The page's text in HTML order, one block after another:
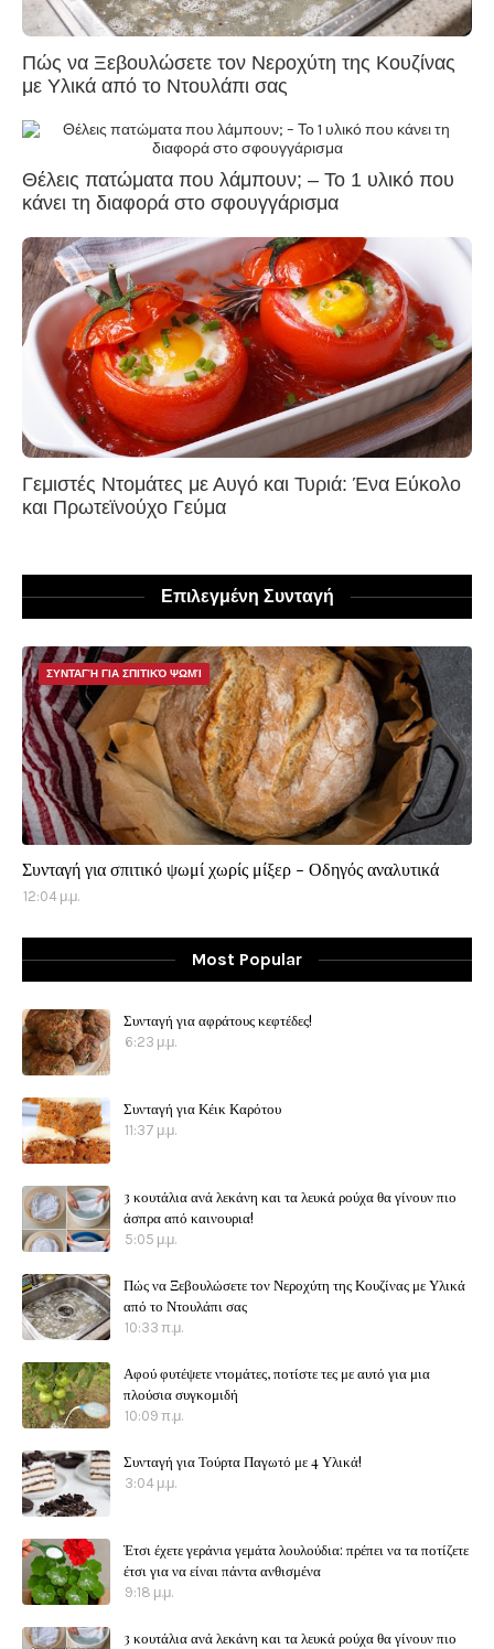
Πώς να Ξεβουλώσετε τον Νεροχύτη της Κουζίνας
με Υλικά από το Ντουλάπι σας
Θέλεις πατώματα που λάμπουν; – Το 1 υλικό που
κάνει τη διαφορά στο σφουγγάρισμα
Γεμιστές Ντομάτες με Αυγό και Τυριά: Ένα Εύκολο
και Πρωτεϊνούχο Γεύμα
Επιλεγμένη Συνταγή
ΣΥΝΤΑΓΉ ΓΙΑ ΣΠΙΤΙΚΌ ΨΩΜΊ
Συνταγή για σπιτικό ψωμί χωρίς μίξερ - Οδηγός αναλυτικά
12:04 μ.μ.
Most Popular
Συνταγή για αφράτους κεφτέδες!
6:23 μ.μ.
Συνταγή για Κέικ Καρότου
11:37 μ.μ.
3 κουτάλια ανά λεκάνη και τα λευκά ρούχα θα γίνουν πιο
άσπρα από καινουρια!
5:05 μ.μ.
Πώς να Ξεβουλώσετε τον Νεροχύτη της Κουζίνας με Υλικά
από το Ντουλάπι σας
10:33 π.μ.
Αφού φυτέψετε ντομάτες, ποτίστε τες με αυτό για μια
πλούσια συγκομιδή
10:09 π.μ.
Συνταγή για Τούρτα Παγωτό με 4 Υλικά!
3:04 μ.μ.
Έτσι έχετε γεράνια γεμάτα λουλούδια: πρέπει να τα ποτίζετε
έτσι για να είναι πάντα ανθισμένα
9:18 μ.μ.
3 κουτάλια ανά λεκάνη και τα λευκά ρούχα θα γίνουν πιο